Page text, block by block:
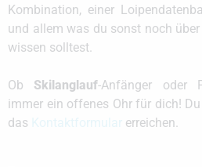
Kombination, einer
und allem was du sonst noch
wissen solltest.
Ob Skilanglauf-Anfänger oder
immer ein offenes Ohr für dich!
das
erreichen.